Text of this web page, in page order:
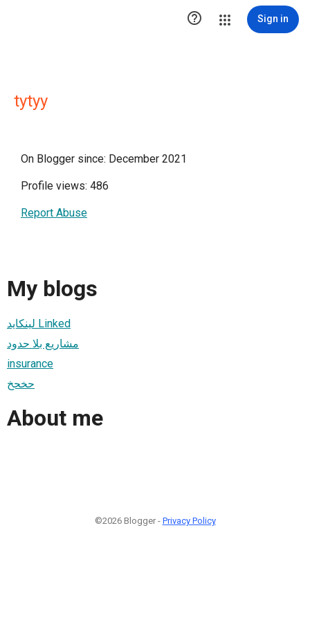
 Sign in
tytyy
On Blogger since: December 2021
Profile views: 486
Report Abuse
My blogs
لينكايد Linked
مشاريع بلا حدود
insurance
حخحخ
About me
©2026 Blogger - Privacy Policy